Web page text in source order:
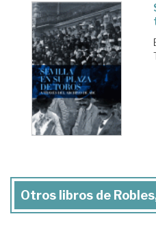
Otros libros de